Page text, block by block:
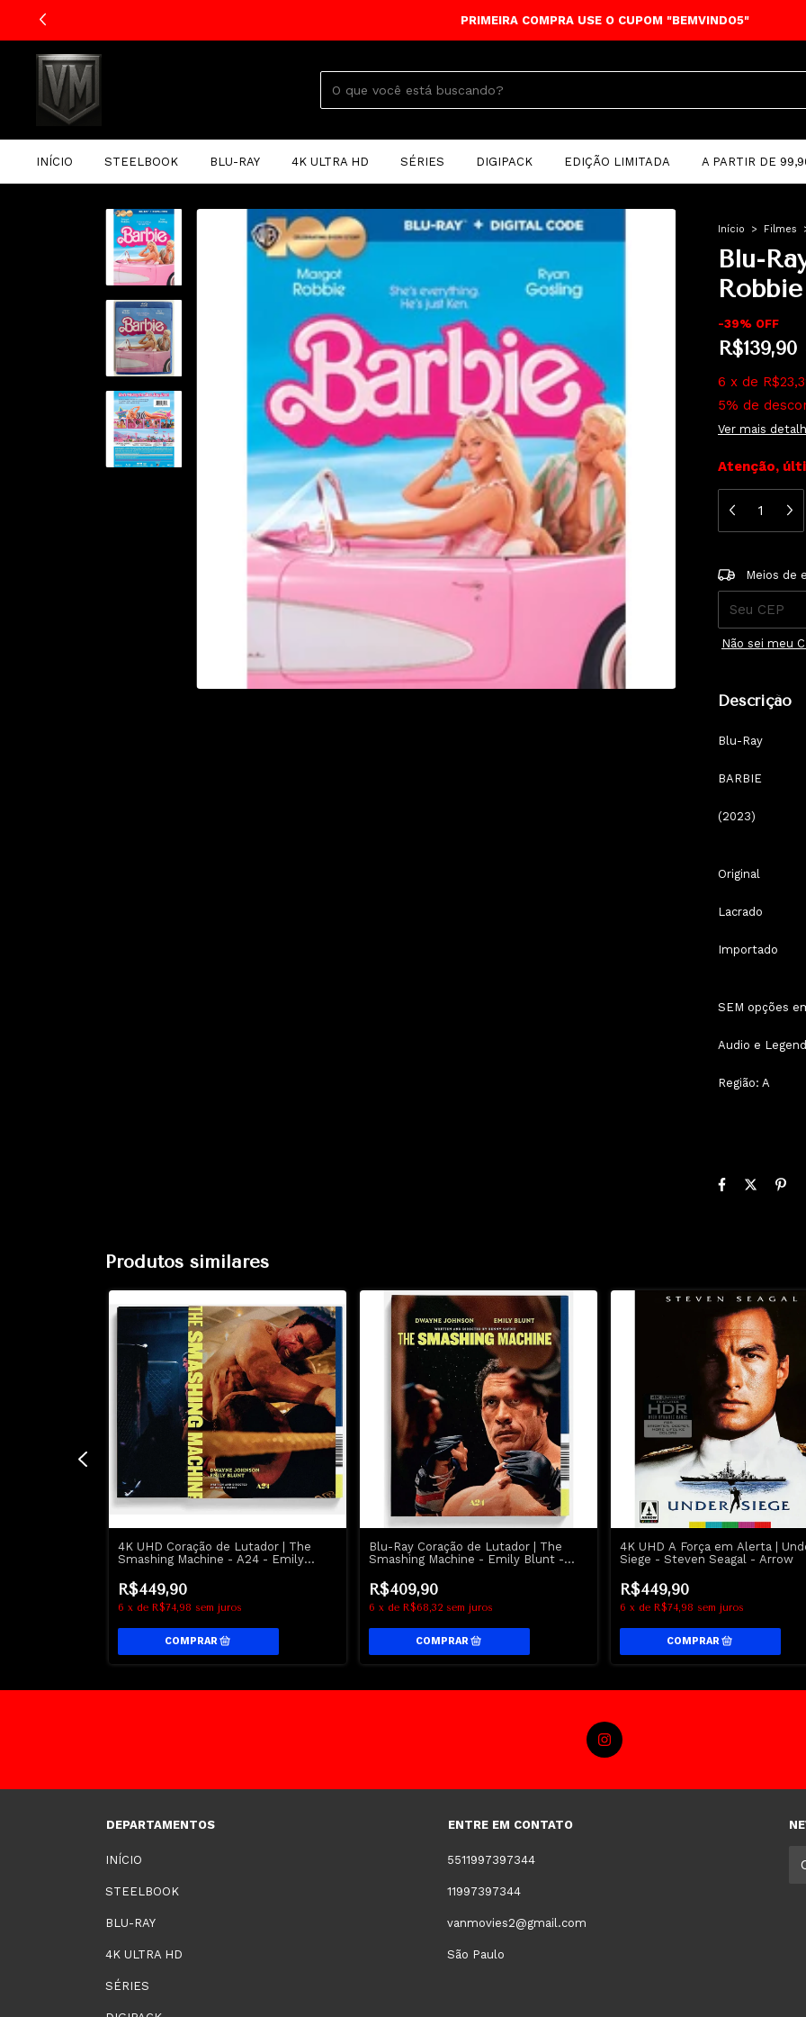
PRIMEIRA COMPRA USE O CUPOM "BEMVINDO5"
INÍCIO STEELBOOK BLU-RAY 4K ULTRA HD SÉRIES DIGIPACK EDIÇÃO LIMITADA A PARTIR DE
Início > Filmes
Blu-
-39% OFF
R$139,90
6 x de
5% de
Ver mais
Atenção,
Entregas para o
Meios de
Não sei meu
Descrição
Blu-Ray
BARBIE
(2023)
Original
Lacrado
Importado
SEM opções
Audio e
Região: A
Produtos similares
4K UHD Coração de Lutador | The
Smashing Machine - A24 - Emily
R$449,90
6 x de R$74,98 sem juros
Blu-Ray Coração de Lutador | The
Smashing Machine - Emily Blunt -
R$409,90
6 x de R$68,32 sem juros
4K UHD A Força em Alerta |
Siege - Steven Seagal - Arrow
R$449,90
6 x de R$74,98 sem juros
DEPARTAMENTOS
INÍCIO
STEELBOOK
BLU-RAY
4K ULTRA HD
SÉRIES
ENTRE EM CONTATO
5511997397344
11997397344
vanmovies2@gmail.com
São Paulo